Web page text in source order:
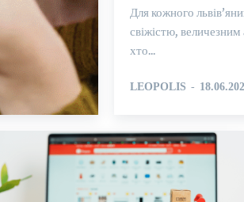
Для кожного
свіжістю,
хто...
LEOPOLIS -